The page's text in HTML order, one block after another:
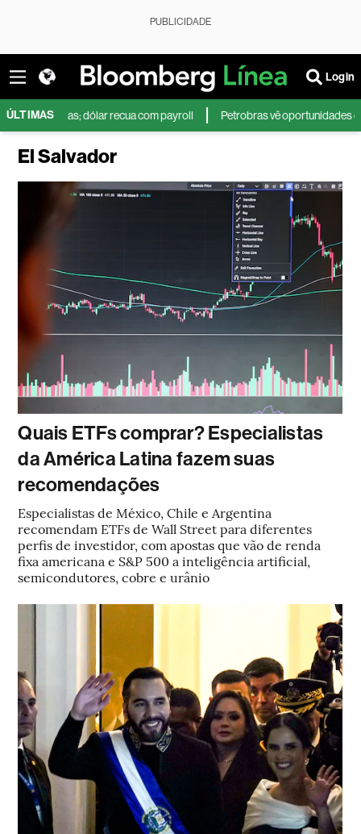
PUBLICIDADE
Login
ÚLTIMAS
varejistas; dólar recua com payroll Petrobras vê oportunidades com
El Salvador
Quais ETFs comprar? Especialistas
da América Latina fazem suas
recomendações
Especialistas de México, Chile e Argentina
recomendam ETFs de Wall Street para diferentes
perfis de investidor, com apostas que vão de renda
fixa americana e S&P 500 a inteligência artificial,
semicondutores, cobre e urânio